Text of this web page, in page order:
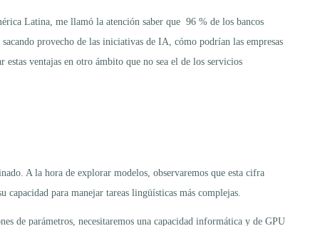
Latina, me llamó la atención saber que 96 % de los bancos
provecho de las iniciativas de IA, cómo podrían las empresas
ventajas en otro ámbito que no sea el de los servicios
A la hora de explorar modelos, observaremos que esta cifra
para manejar tareas lingüísticas más complejas.
de parámetros, necesitaremos una capacidad informática y de GPU